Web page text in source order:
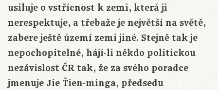
usiluje o vstřícnost k zemi, která ji
nerespektuje, a třebaže je největší na světě,
zabere ještě území zemi jiné. Stejně tak je
nepochopitelné, hájí-li někdo politickou
nezávislost ČR tak, že za svého poradce
jmenuje Jie Ťien-minga, předsedu